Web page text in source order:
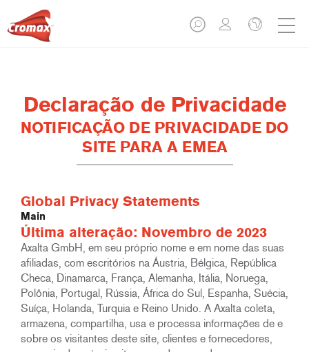
Declaração de Privacidade
NOTIFICAÇÃO DE PRIVACIDADE DO
SITE PARA A EMEA
Global Privacy Statements
Main
Última alteração: Novembro de 2023
Axalta GmbH, em seu próprio nome e em nome das suas
afiliadas, com escritórios na Áustria, Bélgica, República
Checa, Dinamarca, França, Alemanha, Itália, Noruega,
Polônia, Portugal, Rússia, África do Sul, Espanha, Suécia,
Suíça, Holanda, Turquia e Reino Unido. A Axalta coleta,
armazena, compartilha, usa e processa informações de e
sobre os visitantes deste site, clientes e fornecedores,